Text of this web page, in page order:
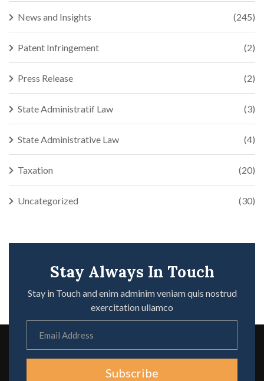
News and Insights (245)
Patent Infringement (2)
Press Release (2)
State Administratif Law (3)
State Administrative Law (4)
Taxation (20)
Uncategorized (30)
Stay Always In Touch
Stay in Touch and enim adminim veniam quis nostrud
exercitation ullamco
Subscribe